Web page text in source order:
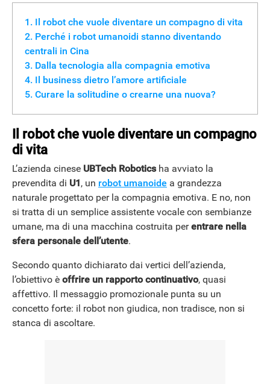
Il robot che vuole diventare un compagno di vita
Perché i robot umanoidi stanno diventando
centrali in Cina
Dalla tecnologia alla compagnia emotiva
Il business dietro l’amore artificiale
Curare la solitudine o crearne una nuova?
Il robot che vuole diventare un compagno
di vita
L’azienda cinese UBTech Roboticsha avviato la
prevendita di U1, un robot umanoide a grandezza
naturale progettato per la compagnia emotiva. E no, non
si tratta di un semplice assistente vocale con sembianze
umane, ma di una macchina costruita perentrare nella
sfera personale dell’utente.
Secondo quanto dichiarato dai vertici dell’azienda,
l’obiettivo è offrire un rapporto continuativo, quasi
affettivo. Il messaggio promozionale punta su un
concetto forte: il robot non giudica, non tradisce, non si
stanca di ascoltare.